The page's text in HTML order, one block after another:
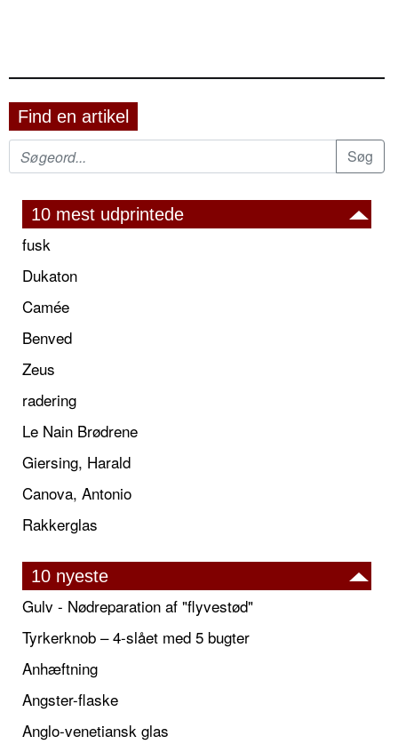
Find en artikel
10 mest udprintede
fusk
Dukaton
Camée
Benved
Zeus
radering
Le Nain Brødrene
Giersing, Harald
Canova, Antonio
Rakkerglas
10 nyeste
Gulv - Nødreparation af "flyvestød"
Tyrkerknob – 4-slået med 5 bugter
Anhæftning
Angster-flaske
Anglo-venetiansk glas